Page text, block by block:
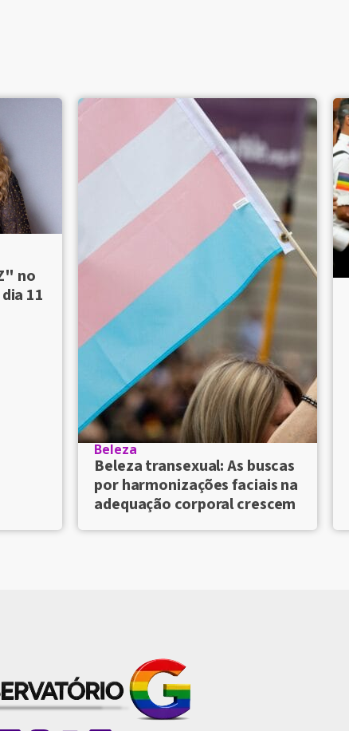
no
11
Beleza
Beleza transexual: As buscas
por harmonizações faciais na
adequação corporal crescem